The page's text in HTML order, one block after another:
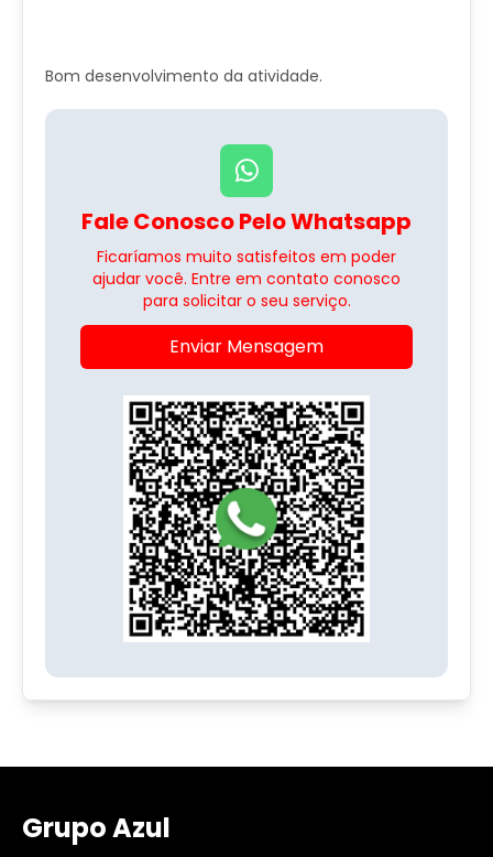
Bom desenvolvimento da atividade.
Fale Conosco Pelo Whatsapp
Ficaríamos muito satisfeitos em poder
ajudar você. Entre em contato conosco
para solicitar o seu serviço.
Enviar Mensagem
Grupo Azul